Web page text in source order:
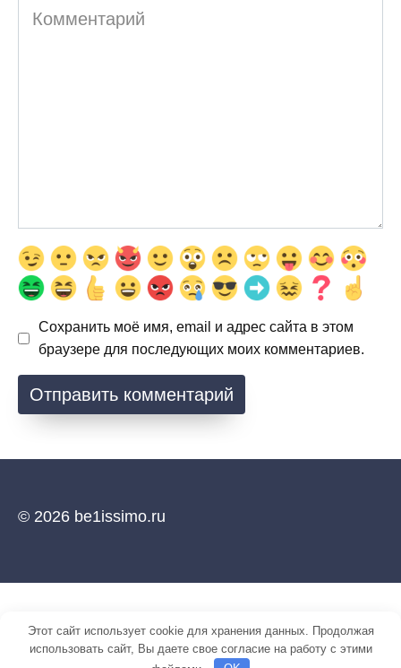
Комментарий
Сохранить моё имя, email и адрес сайта в этом
браузере для последующих моих комментариев.
© 2026 be1issimo.ru
Этот сайт использует cookie для хранения данных. Продолжая
использовать сайт, Вы даете свое согласие на работу с этими